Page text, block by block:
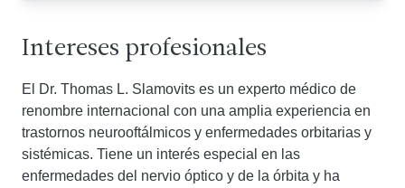
Intereses profesionales
El Dr. Thomas L. Slamovits es un experto médico de
renombre internacional con una amplia experiencia en
trastornos neurooftálmicos y enfermedades orbitarias y
sistémicas. Tiene un interés especial en las
enfermedades del nervio óptico y de la órbita y ha